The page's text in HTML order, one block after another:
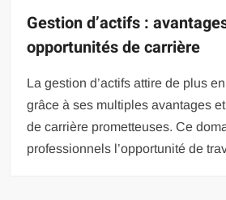
Gestion d’actifs :
opportunités de carrière
La gestion d’actifs attire de plus
grâce à ses multiples avantages
de carrière prometteuses. Ce
professionnels l’opportunité de